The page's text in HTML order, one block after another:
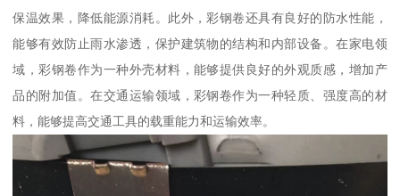
保温效果，降低能源消耗。此外，彩钢卷还具有良好的防水性能，
能够有效防止雨水渗透，保护建筑物的结构和内部设备。在家电领
域，彩钢卷作为一种外壳材料，能够提供良好的外观质感，增加产
品的附加值。在交通运输领域，彩钢卷作为一种轻质、强度高的材
料，能够提高交通工具的载重能力和运输效率。